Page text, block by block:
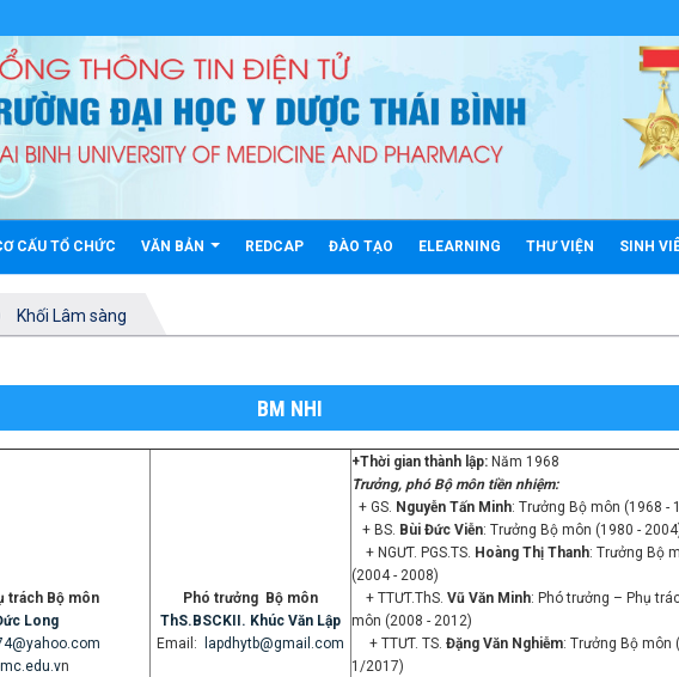
CẤU TỔ CHỨC VĂN BẢN REDCAP ĐÀO TẠO ELEARNING THƯ VIỆN SINH
Khối Lâm sàng
BM NHI
trách Bộ môn
Long
n
Phó trưởng Bộ môn
ThS.BSCKII. Khúc Văn Lập
Email: lapdhytb@gmail.com
+Thời gian thành lập: Năm 1968
Trưởng, phó Bộ môn tiền nhiệm:
+ GS. Nguyễn Tấn Minh: Trưởng Bộ môn (1968 -
+ BS. Bùi Đức Viễn: Trưởng Bộ môn (1980 -
+ NGƯT. PGS.TS. Hoàng Thị Thanh: Trưởng Bộ
(2004 - 2008)
+ TTƯT.ThS. Vũ Văn Minh: Phó trưởng – Phụ
môn (2008 - 2012)
+ TTƯT. TS. Đặng Văn Nghiễm: Trưởng Bộ môn
1/2017)